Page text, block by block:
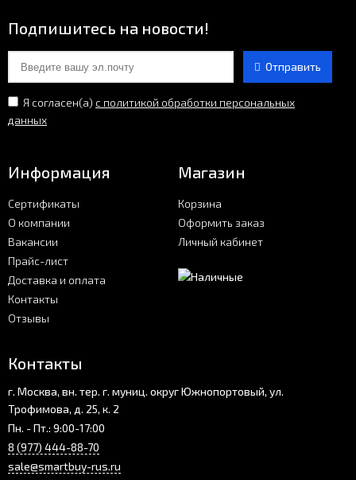
Подпишитесь на новости!
Отправить
Я согласен(a) с политикой обработки персональных
данных
Информация
Сертификаты
О компании
Вакансии
Прайс-лист
Доставка и оплата
Контакты
Отзывы
Магазин
Корзина
Оформить заказ
Личный кабинет
Контакты
г. Москва, вн. тер. г. муниц. округ Южнопортовый, ул.
Трофимова, д. 25, к. 2
Пн. - Пт.: 9:00-17:00
8 (977) 444-88-70
sale@smartbuy-rus.ru